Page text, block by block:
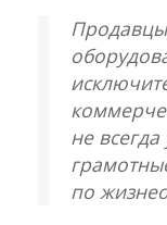
не
по